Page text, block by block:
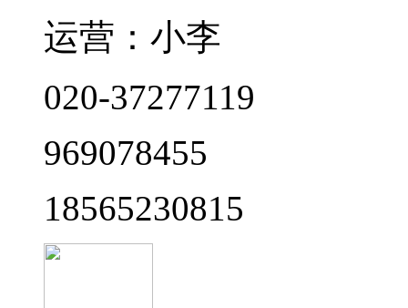
运营：小李
020-37277119
969078455
18565230815